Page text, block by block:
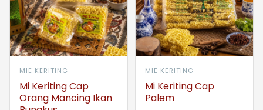
MIE KERITING
Mi Keriting Cap
Orang Mancing Ikan
MIE KERITING
Mi Keriting Cap
Palem